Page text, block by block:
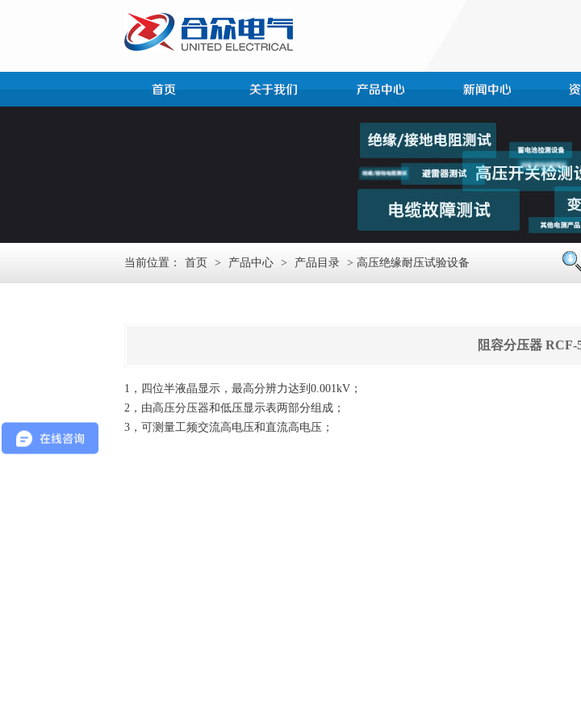
当前位置： 首页 > 产品中心 > 产品目录 > 高压绝缘耐压试验设备
阻容分压器 RCF-
1，四位半液晶显示，最高分辨力达到0.001kV；
2，由高压分压器和低压显示表两部分组成；
3，可测量工频交流高电压和直流高电压；